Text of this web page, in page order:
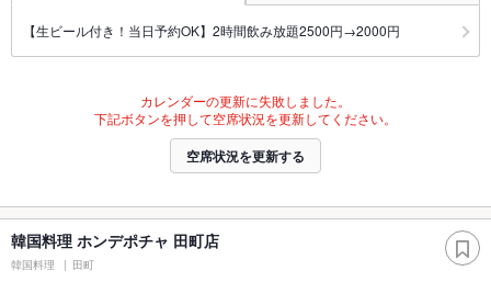
【生ビール付き！当日予約OK】2時間飲み放題2500円→2000円
カレンダーの更新に失敗しました。
下記ボタンを押して空席状況を更新してください。
空席状況を更新する
韓国料理 ホンデポチャ 田町店
韓国料理 田町